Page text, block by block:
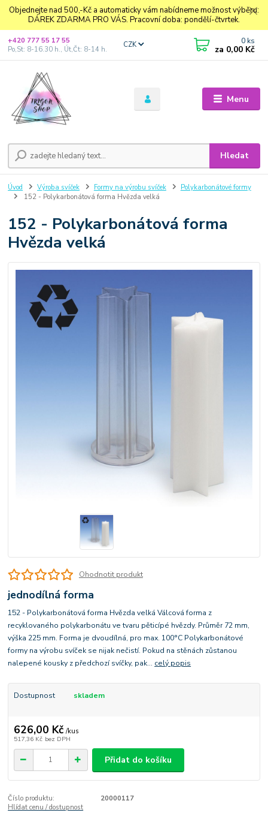
Objednejte nad 500,-Kč a automaticky vám nabídneme možnost výběru:
DÁREK ZDARMA PRO VÁS. Pracovní doba: pondělí-čtvrtek.
Menu
CZK
Hledat
+420 777 55 17 55
Po,St: 8-16.30 h., Út,Čt: 8-14 h.
0 ks
za 0,00 Kč
Úvod Výroba svíček Formy na výrobu svíček
Polykarbonátové formy
152 - Polykarbonátová forma Hvězda velká
152 - Polykarbonátová forma
Hvězda velká
Ohodnotit produkt
jednodílná forma
152 - Polykarbonátová forma Hvězda velká Válcová forma z
recyklovaného polykarbonátu ve tvaru pěticípé hvězdy. Průměr 72 mm,
výška 225 mm. Forma je dvoudílná, pro max. 100°C Polykarbonátové
formy na výrobu svíček se nijak nečistí. Pokud na stěnách zůstanou
nalepené kousky z předchozí svíčky, pak... celý popis
Dostupnost skladem
626,00 Kč /kus
517,36 Kč bez DPH
Přidat do košíku
Číslo produktu:
20000117
Hlídat cenu / dostupnost